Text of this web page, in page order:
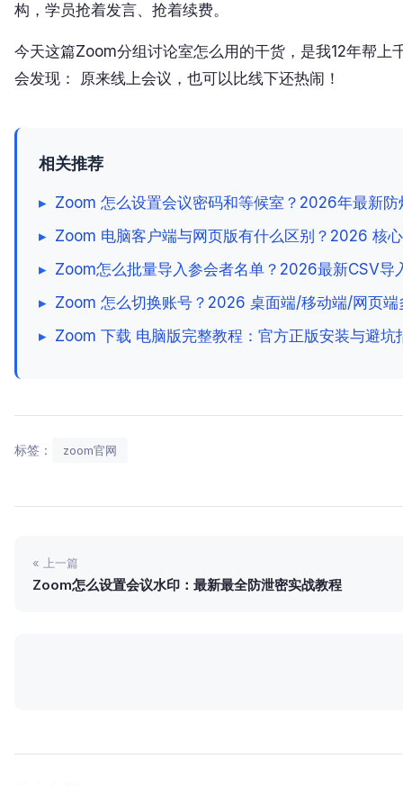
构，学员抢着发言、抢着续费。
今天这篇Zoom分组讨论室怎么用的干货，是我12年帮上
会发现： 原来线上会议，也可以比线下还热闹！
相关推荐
▸ Zoom 怎么设置会议密码和等候室？2026年最新
▸ Zoom 电脑客户端与网页版有什么区别？2026 核
▸ Zoom怎么批量导入参会者名单？2026最新CSV导
▸ Zoom 怎么切换账号？2026 桌面端/移动端/网页端
▸ Zoom 下载 电脑版完整教程：官方正版安装与避坑
标签： zoom官网
« 上一篇
Zoom怎么设置会议水印：最新最全防泄密实战教程